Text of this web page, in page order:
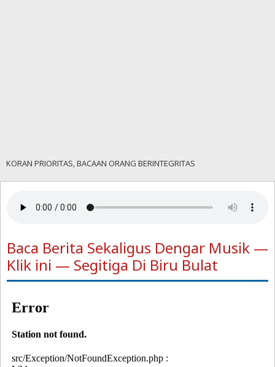
KORAN PRIORITAS, BACAAN ORANG BERINTEGRITAS
Baca Berita Sekaligus Dengar Musik —
Klik ini — Segitiga Di Biru Bulat